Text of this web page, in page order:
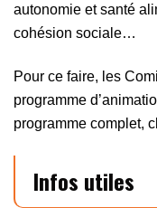
autonomie et santé
cohésion sociale…
Pour ce faire, les
programme
programme complet,
Infos utiles